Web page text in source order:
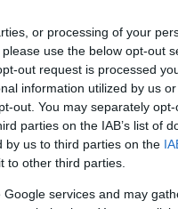
or processing of your
use the below opt-out
out request is processed
information utilized by us
out. You may separately
parties on the IAB’s list of
by us to third parties on the
to other third parties.
services and may
INGEBORG SCHEVE
mesteren med ny
på sprinten i
Stavås Skistad på
hjemmebane. Norsk junior med